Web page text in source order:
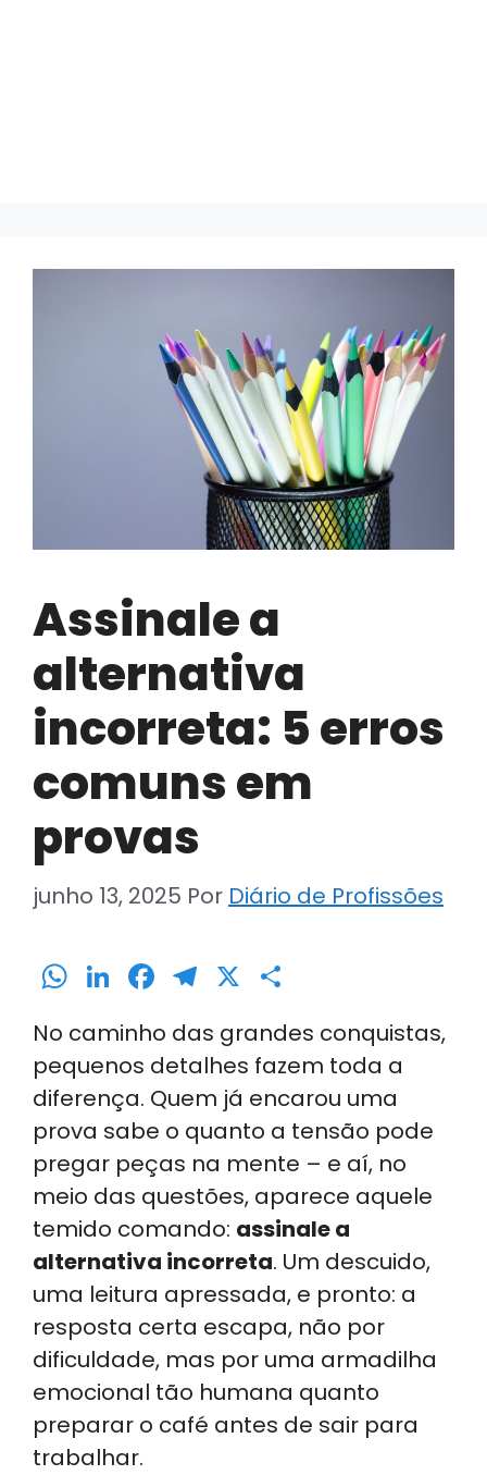
Assinale a
alternativa
incorreta: 5 erros
comuns em
provas
junho 13, 2025 Por Diário de Profissões
W
a
ts
A
p
p
Li
n
k
e
dI
n
F
c
e
b
o
o
k
T
e
gr
a
m
X
ar
e
No caminho das grandes conquistas,
pequenos detalhes fazem toda a
diferença. Quem já encarou uma
prova sabe o quanto a tensão pode
pregar peças na mente – e aí, no
meio das questões, aparece aquele
temido comando: assinale a
alternativa incorreta. Um descuido,
uma leitura apressada, e pronto: a
resposta certa escapa, não por
dificuldade, mas por uma armadilha
emocional tão humana quanto
preparar o café antes de sair para
trabalhar.